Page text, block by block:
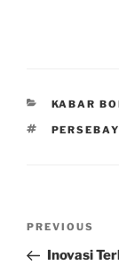
KABAR
TAGS
Previous
Post
PREVIOUS
Inovasi